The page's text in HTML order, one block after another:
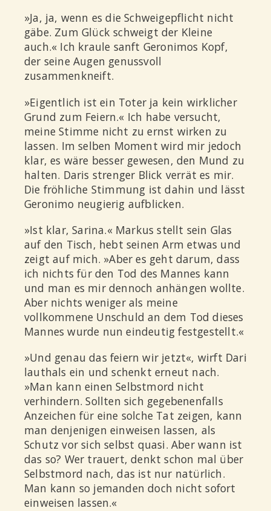
»Ja, ja, wenn es die Schweigepflicht nicht
gäbe. Zum Glück schweigt der Kleine
auch.« Ich kraule sanft Geronimos Kopf,
der seine Augen genussvoll
zusammenkneift.
»Eigentlich ist ein Toter ja kein wirklicher
Grund zum Feiern.« Ich habe versucht,
meine Stimme nicht zu ernst wirken zu
lassen. Im selben Moment wird mir jedoch
klar, es wäre besser gewesen, den Mund zu
halten. Daris strenger Blick verrät es mir.
Die fröhliche Stimmung ist dahin und lässt
Geronimo neugierig aufblicken.
»Ist klar, Sarina.« Markus stellt sein Glas
auf den Tisch, hebt seinen Arm etwas und
zeigt auf mich. »Aber es geht darum, dass
ich nichts für den Tod des Mannes kann
und man es mir dennoch anhängen wollte.
Aber nichts weniger als meine
vollkommene Unschuld an dem Tod dieses
Mannes wurde nun eindeutig festgestellt.«
»Und genau das feiern wir jetzt«, wirft Dari
lauthals ein und schenkt erneut nach.
»Man kann einen Selbstmord nicht
verhindern. Sollten sich gegebenenfalls
Anzeichen für eine solche Tat zeigen, kann
man denjenigen einweisen lassen, als
Schutz vor sich selbst quasi. Aber wann ist
das so? Wer trauert, denkt schon mal über
Selbstmord nach, das ist nur natürlich.
Man kann so jemanden doch nicht sofort
einweisen lassen.«